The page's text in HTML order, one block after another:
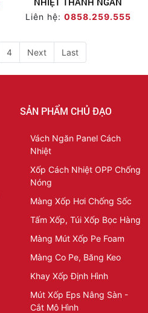
Liên hệ: 0858.259.555
4 Next Last
SẢN PHẨM CHỦ ĐẠO
Vách Ngăn Panel Cách
Nhiệt
Xốp Cách Nhiệt OPP Chống
Nóng
Màng Xốp Hơi Chống Sốc
Tấm Xốp, Túi Xốp Bọc Hàng
Màng Mút Xốp Pe Foam
Màng Co Pe, Băng Keo
Khay Xốp Định Hình
Mút Xốp Eps Nâng Sàn -
Cắt Mô Hình